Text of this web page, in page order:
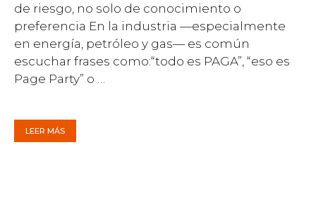
de riesgo, no solo de conocimiento o
preferencia En la industria —especialmente
en energía, petróleo y gas— es común
escuchar frases como:“todo es PAGA”, “eso es
Page Party” o …
LEER MÁS